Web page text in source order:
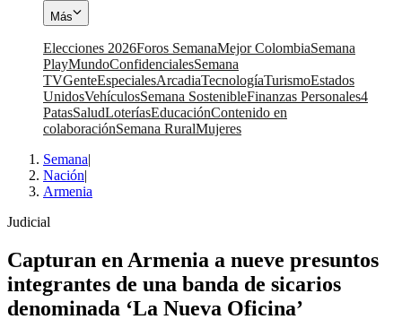
Más
Elecciones 2026Foros SemanaMejor ColombiaSemana
PlayMundoConfidencialesSemana
TVGenteEspecialesArcadiaTecnologíaTurismoEstados
UnidosVehículosSemana SostenibleFinanzas Personales4
PatasSaludLoteríasEducaciónContenido en
colaboraciónSemana RuralMujeres
Semana|
Nación|
Armenia
Judicial
Capturan en Armenia a nueve presuntos
integrantes de una banda de sicarios
denominada ‘La Nueva Oficina’